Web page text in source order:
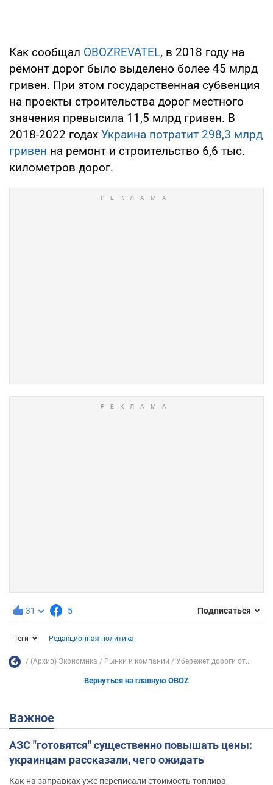
Как сообщал OBOZREVATEL, в 2018 году на
ремонт дорог было выделено более 45 млрд
гривен. При этом государственная субвенция
на проекты строительства дорог местного
значения превысила 11,5 млрд гривен. В
2018-2022 годах Украина потратит 298,3 млрд
гривен на ремонт и строительство 6,6 тыс.
километров дорог.
31 5 Подписаться
Теги Редакционная политика
(Архив) Экономика Рынки и компании Убережет дороги от...
Вернуться на главную OBOZ
Важное
АЗС "готовятся" существенно повышать цены:
украинцам рассказали, чего ожидать
Как на заправках уже переписали стоимость топлива